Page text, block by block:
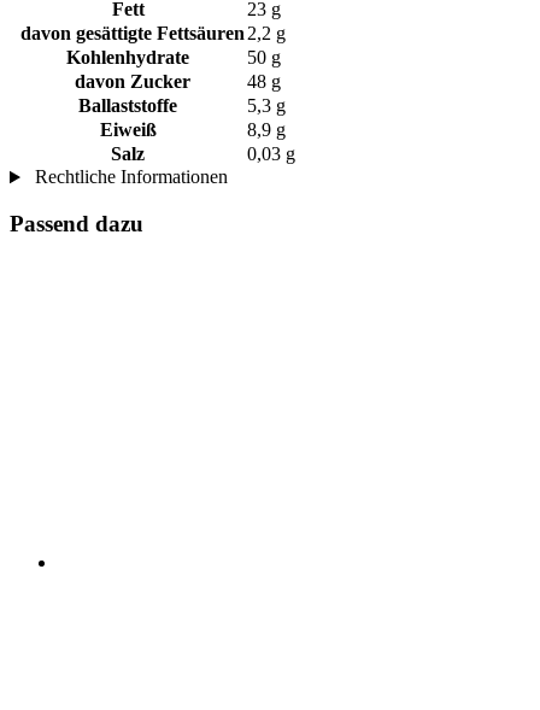
Fett
23 g
davon gesättigte Fettsäuren 2,2 g
Kohlenhydrate
50 g
davon Zucker
48 g
Ballaststoffe
5,3 g
Eiweiß
8,9 g
Salz
0,03 g
Rechtliche Informationen
Passend dazu